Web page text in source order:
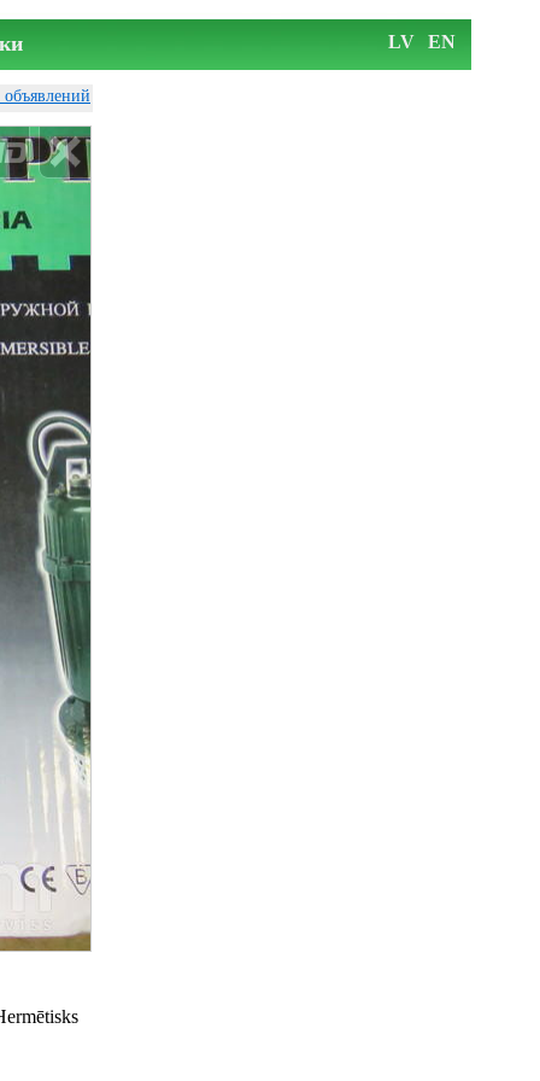
LV EN
объявлений